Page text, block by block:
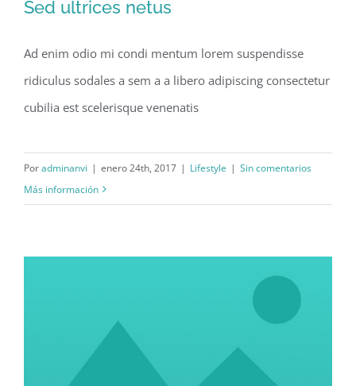
Sed ultrices netus
Ad enim odio mi condi mentum lorem suspendisse
ridiculus sodales a sem a a libero adipiscing consectetur
cubilia est scelerisque venenatis
Poradminanvi | enero 24th, 2017 | Lifestyle | Sin comentarios
Más información